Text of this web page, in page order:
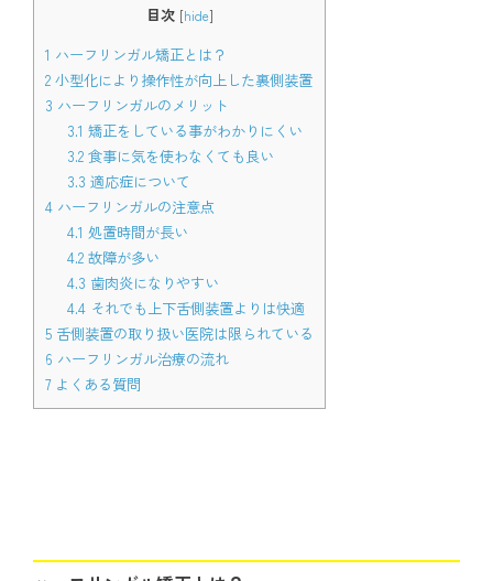
目次 [hide]
1 ハーフリンガル矯正とは？
2 小型化により操作性が向上した裏側装置
3 ハーフリンガルのメリット
3.1 矯正をしている事がわかりにくい
3.2食事に気を使わなくても良い
3.3 適応症について
4 ハーフリンガルの注意点
4.1 処置時間が長い
4.2故障が多い
4.3 歯肉炎になりやすい
4.4それでも上下舌側装置よりは快適
5 舌側装置の取り扱い医院は限られている
6 ハーフリンガル治療の流れ
7よくある質問